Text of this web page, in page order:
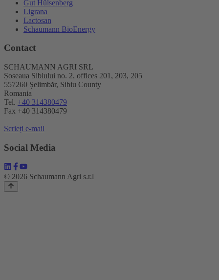
Gut Hülsenberg
Ligrana
Lactosan
Schaumann BioEnergy
Contact
SCHAUMANN AGRI SRL
Șoseaua Sibiului no. 2, offices 201, 203, 205
557260 Șelimbăr, Sibiu County
Romania
Tel. +40 314380479
Fax +40 314380479
Scrieți e-mail
Social Media
© 2026 Schaumann Agri s.r.l